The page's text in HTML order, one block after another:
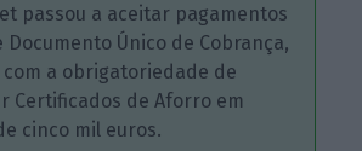
passou a aceitar pagamentos
Documento Único de Cobrança,
a obrigatoriedade de
Certificados de Aforro em
cinco mil euros.